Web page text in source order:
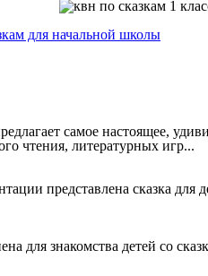
для начальной школы
самое настоящее,
чтения, литературных игр...
представлена сказка
для знакомства детей со